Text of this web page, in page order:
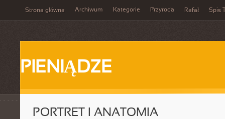
Strona główna Archiwum Kategorie Przyroda Rafał Spis
PIENIĄDZE
PORTRET I ANATOMIA